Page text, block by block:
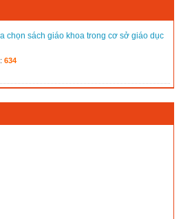
chọn sách giáo khoa trong cơ sở giáo dục
634